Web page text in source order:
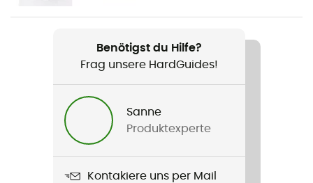
Benötigst du Hilfe?
Frag unsere HardGuides!
Sanne
Produktexperte
Kontakiere uns per Mail